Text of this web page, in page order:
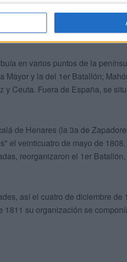
en varios puntos de la
Mayor y la del 1er Batallón;
Ceuta. Fuera de España, se
de Henares (la 3a de
el veinticuatro de mayo de
reorganizaron el 1er Batallón,
así el cuatro de diciembre de
1811 su organización se